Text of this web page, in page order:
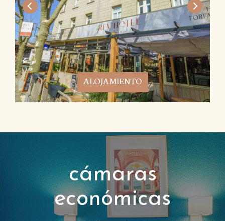
ALOJAMIENTO
cámaras
económicas